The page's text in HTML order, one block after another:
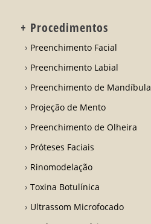
+ Procedimentos
Preenchimento Facial
Preenchimento Labial
Preenchimento de Mandíbula
Projeção de Mento
Preenchimento de Olheira
Próteses Faciais
Rinomodelação
Toxina Botulínica
Ultrassom Microfocado